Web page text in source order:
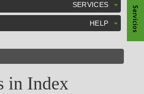
SERVICES
HELP
in Index